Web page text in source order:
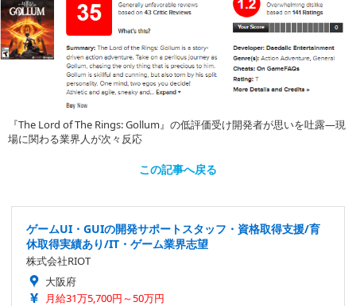
『The Lord of The Rings: Gollum』の低評価受け開発者が思いを吐露―現
場に関わる業界人が次々反応
この記事へ戻る
ゲームUI・GUIの開発サポートスタッフ・資格取得支援/育
休取得実績あり/IT・ゲーム業界志望
株式会社RIOT
大阪府
月給31万5,700円～50万円